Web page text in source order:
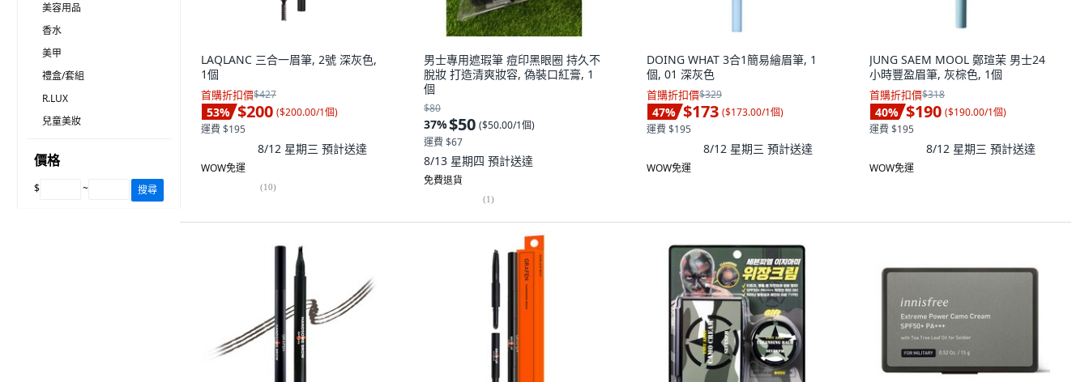
美容用品
香水
美甲
禮盒/套組
R.LUX
兒童美妝
價格
$ ~ 搜尋
LAQLANC 三合一眉筆, 2號 深灰色,
1個
首購折扣價$427
53% $200 ($200.00/1個)
運費 $195
8/12 星期三 預計送達
WOW免運
(10)
男士專用遮瑕筆 痘印黑眼圈 持久不
脫妝 打造清爽妝容, 偽裝口紅膏, 1
個
$80
37%$50 ($50.00/1個)
運費 $67
8/13 星期四 預計送達
免費退貨
(1)
DOING WHAT 3合1簡易繪眉筆, 1
個, 01 深灰色
首購折扣價$329
47% $173 ($173.00/1個)
運費 $195
8/12 星期三 預計送達
WOW免運
JUNG SAEM MOOL 鄭瑄茉 男士24
小時豐盈眉筆, 灰棕色, 1個
首購折扣價$318
40% $190 ($190.00/1個)
運費 $195
8/12 星期三 預計送達
WOW免運